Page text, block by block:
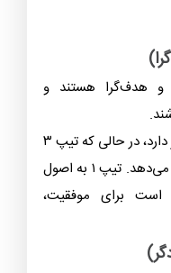
هدف‌گرا هستند و
تمرکز دارد، در حالی که تیپ ۳
اهمیت می‌دهد. تیپ ۱ به اصول
اما تیپ ۳ ممکن است برای موفقیت،